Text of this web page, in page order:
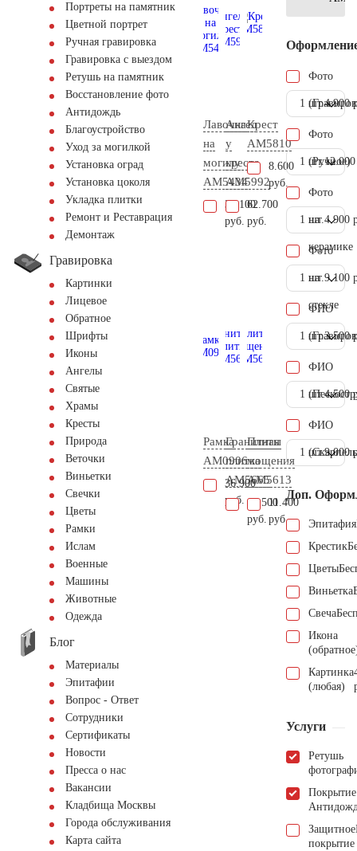
Портреты на памятник
Цветной портрет
Ручная гравировка
Гравировка с выездом
Ретушь на памятник
Восстановление фото
Антидождь
Благоустройство
Уход за могилкой
Установка оград
Установка цоколя
Укладка плитки
Ремонт и Реставрация
Демонтаж
Гравировка
Картинки
Лицевое
Обратное
Шрифты
Иконы
Ангелы
Святые
Храмы
Кресты
Природа
Веточки
Виньетки
Свечки
Цветы
Рамки
Ислам
Военные
Машины
Животные
Одежда
Блог
Материалы
Эпитафии
Вопрос - Ответ
Сотрудники
Сертификаты
Новости
Пресса о нас
Вакансии
Кладбища Москвы
Города обслуживания
Карта сайта
Лавочка
на
могилу
AM5434
37.100
руб.
Ангел
у
креста
AM5992
62.700
руб.
Крест
AM5810
8.600
руб.
Рамка
AM0906
36.900
руб.
Гранитная
плитка
AM5665
18.500
руб.
Плиты
мощения
AM5613
11.400
руб.
Фото
1 шт.4.900
Фото
(Ручное)
1 шт.
Фото
на
керамике
1 шт. 4.900
Фото
на
стекле
1 шт. 9.100
ФИО
1 шт.3.500
ФИО
1 шт.4.500
ФИО
1 шт.9.000
Доп.
Эпитафия
Крестик
Цветы
Виньетка
Свеча
Икона
Картинка
(любая)
Услуги
Ретушь
Покрытие
Защитное
покрытие